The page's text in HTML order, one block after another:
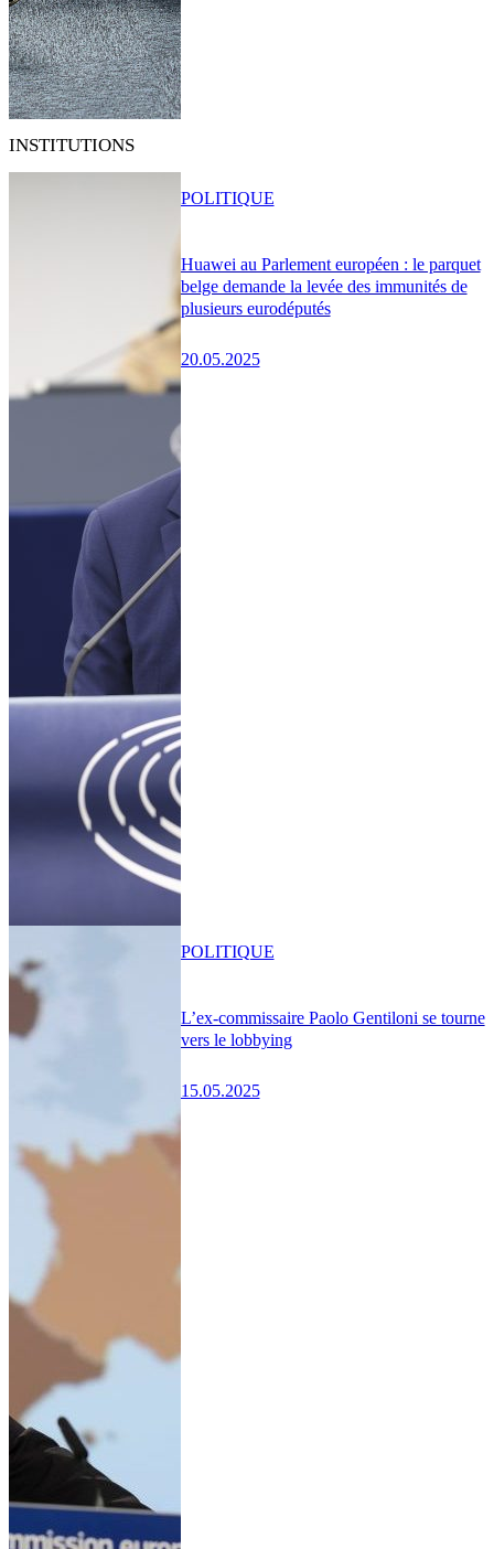
INSTITUTIONS
Huawei au Parlement européen : le parquet
belge demande la levée des immunités de
plusieurs eurodéputés
20.05.2025
POLITIQUE
L’ex-commissaire Paolo Gentiloni se tourne
vers le lobbying
15.05.2025
POLITIQUE